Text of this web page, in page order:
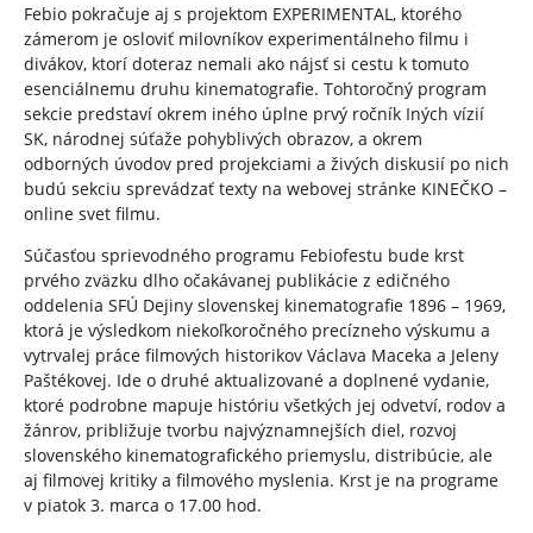
Febio pokračuje aj s projektom EXPERIMENTAL, ktorého
zámerom je osloviť milovníkov experimentálneho filmu i
divákov, ktorí doteraz nemali ako nájsť si cestu k tomuto
esenciálnemu druhu kinematografie. Tohtoročný program
sekcie predstaví okrem iného úplne prvý ročník Iných vízií
SK, národnej súťaže pohyblivých obrazov, a okrem
odborných úvodov pred projekciami a živých diskusií po nich
budú sekciu sprevádzať texty na webovej stránke KINEČKO –
online svet filmu.
Súčasťou sprievodného programu Febiofestu bude krst
prvého zväzku dlho očakávanej publikácie z edičného
oddelenia SFÚ Dejiny slovenskej kinematografie 1896 – 1969,
ktorá je výsledkom niekoľkoročného precízneho výskumu a
vytrvalej práce filmových historikov Václava Maceka a Jeleny
Paštékovej. Ide o druhé aktualizované a doplnené vydanie,
ktoré podrobne mapuje históriu všetkých jej odvetví, rodov a
žánrov, približuje tvorbu najvýznamnejších diel, rozvoj
slovenského kinematografického priemyslu, distribúcie, ale
aj filmovej kritiky a filmového myslenia. Krst je na programe
v piatok 3. marca o 17.00 hod.